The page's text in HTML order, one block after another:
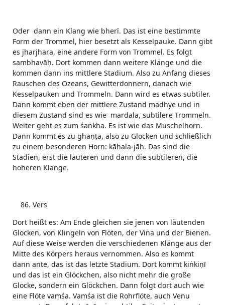
Oder dann ein Klang wie bherī. Das ist eine bestimmte
Form der Trommel, hier besetzt als Kesselpauke. Dann gibt
es jharjhara, eine andere Form von Trommel. Es folgt
sambhavāḥ. Dort kommen dann weitere Klänge und die
kommen dann ins mittlere Stadium. Also zu Anfang dieses
Rauschen des Ozeans, Gewitterdonnern, danach wie
Kesselpauken und Trommeln. Dann wird es etwas subtiler.
Dann kommt eben der mittlere Zustand madhye und in
diesem Zustand sind es wie mardala, subtilere Trommeln.
Weiter geht es zum śaṅkha. Es ist wie das Muschelhorn.
Dann kommt es zu ghaṇṭā, also zu Glocken und schließlich
zu einem besonderen Horn: kāhala-jāḥ. Das sind die
Stadien, erst die lauteren und dann die subtileren, die
höheren Klänge.
Vers
Dort heißt es: Am Ende gleichen sie jenen von läutenden
Glocken, von Klingeln von Flöten, der Vina und der Bienen.
Auf diese Weise werden die verschiedenen Klänge aus der
Mitte des Körpers heraus vernommen. Also es kommt
dann ante, das ist das letzte Stadium. Dort kommt kiṅkiṇī
und das ist ein Glöckchen, also nicht mehr die große
Glocke, sondern ein Glöckchen. Dann folgt dort auch wie
eine Flöte vaṃśa. Vaṃśa ist die Rohrflöte, auch Venu